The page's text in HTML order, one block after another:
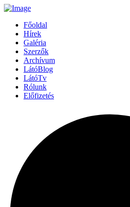
Főoldal
Hírek
Galéria
Szerzők
Archívum
LátóBlog
LátóTv
Rólunk
Előfizetés